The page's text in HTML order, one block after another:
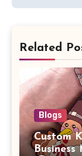
Related
Blogs
Custom
Business